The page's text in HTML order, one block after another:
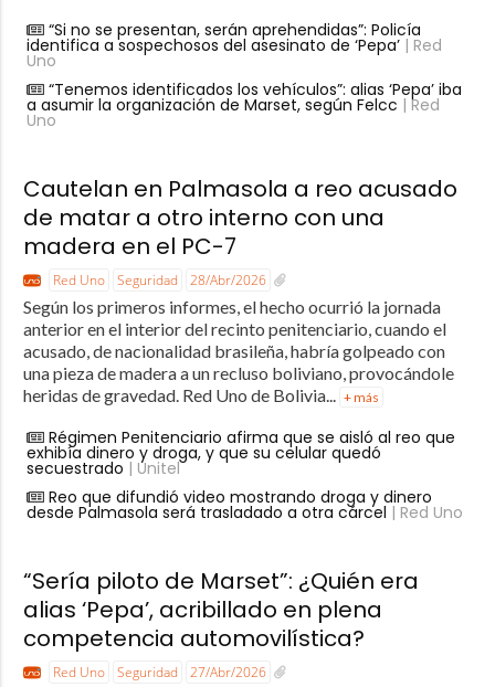
“Si no se presentan, serán aprehendidas”: Policía
identifica a sospechosos del asesinato de ‘Pepa’| Red
Uno
“Tenemos identificados los vehículos”: alias ‘Pepa’ iba
a asumir la organización de Marset, según Felcc | Red
Uno
Cautelan en Palmasola a reo acusado
de matar a otro interno con una
madera en el PC-7
Red Uno Seguridad 28/Abr/2026
Según los primeros informes, el hecho ocurrió la jornada
anterior en el interior del recinto penitenciario, cuando el
acusado, de nacionalidad brasileña, habría golpeado con
una pieza de madera a un recluso boliviano, provocándole
heridas de gravedad. Red Uno de Bolivia... + más
Régimen Penitenciario afirma que se aisló al reo que
exhibía dinero y droga, y que su celular quedó
secuestrado | Unitel
Reo que difundió video mostrando droga y dinero
desde Palmasola será trasladado a otra cárcel | Red Uno
“Sería piloto de Marset”: ¿Quién era
alias ‘Pepa’, acribillado en plena
competencia automovilística?
Red Uno Seguridad 27/Abr/2026